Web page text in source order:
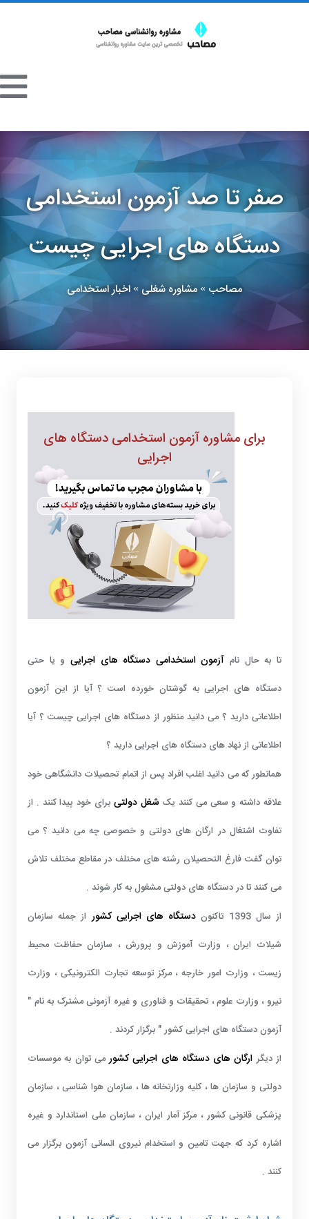
صفر تا صد آزمون استخدامی
دستگاه های اجرایی چیست
مصاحب » مشاوره شغلی » اخبار استخدامی
برای مشاورهآزمون استخدامی دستگاه های
اجرایی
تا به حال نام آزمون استخدامی دستگاه های اجرایی و یا حتی
دستگاه های اجرایی به گوشتان خورده است ؟ آیا از این آزمون
اطلاعاتی دارید ؟ می دانید منظور از دستگاه های اجرایی چیست ؟ آیا
اطلاعاتی از نهاد های دستگاه های اجرایی دارید ؟
همانطور که می دانید اغلب افراد پس از اتمام تحصیلات دانشگاهی خود
علاقه داشته و سعی می کنند یکشغل دولتی برای خود پیدا کنند . از
تفاوت اشتغال در ارگان های دولتی و خصوصی چه می دانید ؟ می
توان گفت فارغ التحصیلان رشته های مختلف در مقاطع مختلف تلاش
می کنند تا در دستگاه های دولتی مشغول به کار شوند .
از سال 1393 تاکنون
دستگاه های اجرایی کشور از جمله سازمان
شیلات ایران ، وزارت آموزش و پرورش ، سازمان حفاظت محیط
زیست ، وزارت امور خارجه ، مرکز توسعه تجارت الکترونیکی ، وزارت
نیرو ، وزارت علوم ، تحقیقات و فناوری و غیره آزمونی مشترک به نام "
آزمون دستگاه های اجرایی کشور " برگزار کردند .
از دیگر ارگان های دستگاه های اجرایی کشورمی توان به موسسات
دولتی و سازمان ها ، کلیه وزارتخانه ها ، سازمان هوا شناسی ، سازمان
پزشکی قانونی کشور ، مرکز آمار ایران ، سازمان ملی استاندارد و غیره
اشاره کرد که جهت تامین و استخدام نیروی انسانی آزمون برگزار می
کنند .